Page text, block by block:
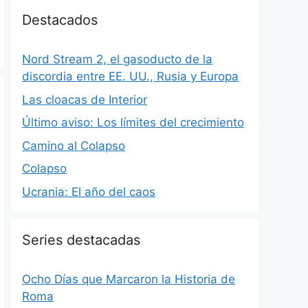
Destacados
Nord Stream 2, el gasoducto de la
discordia entre EE. UU., Rusia y Europa
Las cloacas de Interior
Último aviso: Los límites del crecimiento
Camino al Colapso
Colapso
Ucrania: El año del caos
Series destacadas
Ocho Días que Marcaron la Historia de
Roma